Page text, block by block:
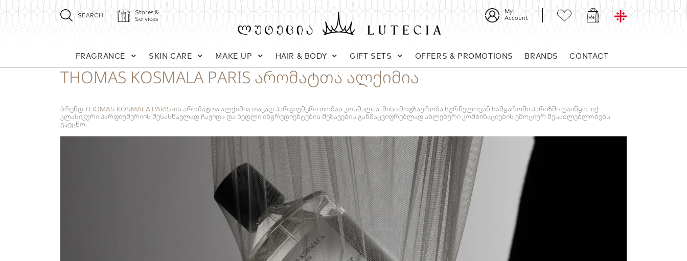
SEARCH
Stores &
Services
My
Account
FRAGRANCE SKIN CARE MAKE UP HAIR & BODY GIFT SETS OFFERS & PROMOTIONS BRANDS CONTACT
THOMAS KOSMALA PARIS არომატთა ალქიმია
ბრენდTHOMAS KOSMALA PARIS-ის არომატთა ალქიმია თავად პარფიუმერი თომას კოსმალაა. მისი მოგზაურობა სურნელოვან სამყაროში პარიზში დაიწყო. იქ
კლასიკური პარფიუმერიის შესასწავლად ჩავიდა და ნედლი ინგრედიენტების შეზავების განმაცვიფრებლად ახლებური კომბინაციების ემოციურ შესაძლებლობებს
გაეცნო.